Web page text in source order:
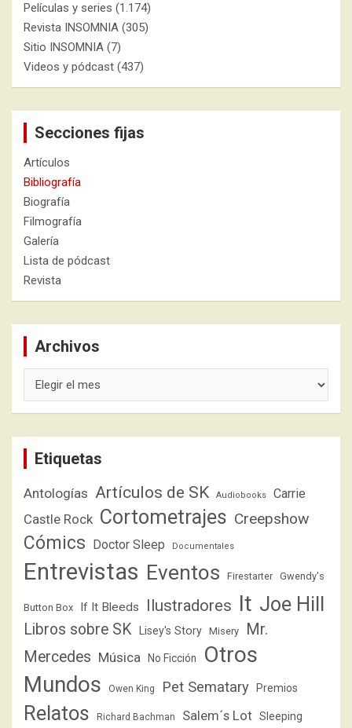
Películas y series (1.174)
Revista INSOMNIA (305)
Sitio INSOMNIA (7)
Videos y pódcast (437)
Secciones fijas
Artículos
Bibliografía
Biografía
Filmografía
Galería
Lista de pódcast
Revista
Archivos
Etiquetas
Antologías Artículos de SK Audiobooks Carrie
Castle Rock Cortometrajes Creepshow
Cómics Doctor Sleep Documentales
Entrevistas Eventos Firestarter Gwendy's
Button Box If It Bleeds Ilustradores It Joe Hill
Libros sobre SK Lisey's Story Misery
Mr.
Mercedes Música No Ficción
Otros
Mundos
Owen King Pet Sematary Premios
Relatos Richard Bachman Salem´s Lot Sleeping